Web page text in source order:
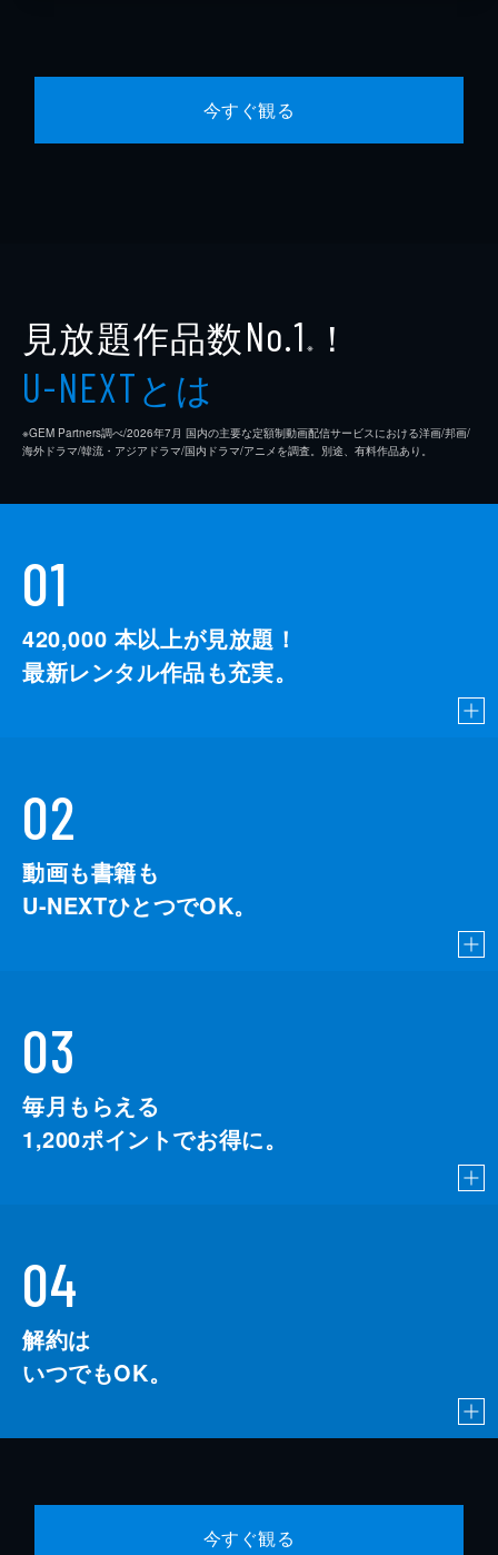
今すぐ観る
見放題作品数No.1 ※ ！
U-NEXTとは
※GEM Partners調べ/2026年7⽉ 国内の主要な定額制動画配信サービスにおける洋画/邦画/
海外ドラマ/韓流・アジアドラマ/国内ドラマ/アニメを調査。別途、有料作品あり。
01
420,000 本以上が見放題！
最新レンタル作品も充実。
02
動画も書籍も
U-NEXTひとつでOK。
03
毎月もらえる
1,200ポイントでお得に。
04
解約は
いつでもOK。
今すぐ観る